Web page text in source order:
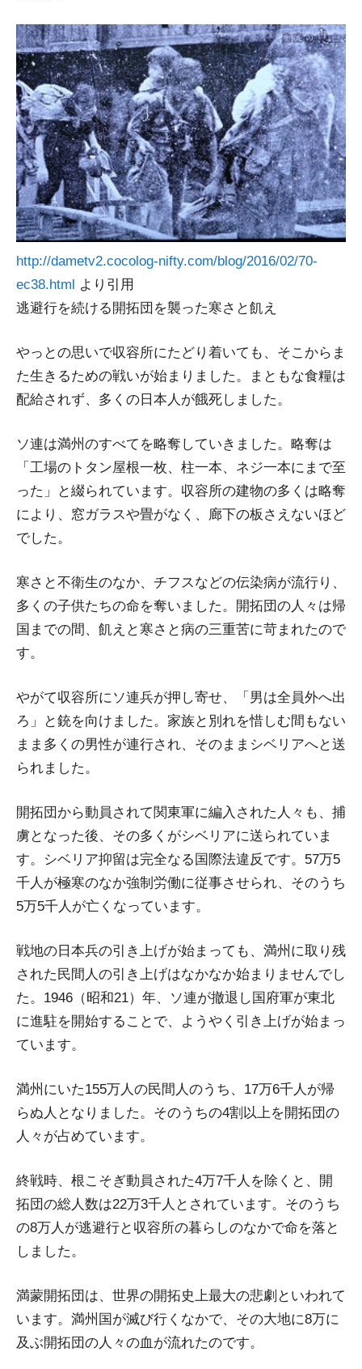
http://dametv2.cocolog-nifty.com/blog/2016/02/70-
ec38.html より引用
逃避行を続ける開拓団を襲った寒さと飢え
やっとの思いで収容所にたどり着いても、そこからま
た生きるための戦いが始まりました。まともな食糧は
配給されず、多くの日本人が餓死しました。
ソ連は満州のすべてを略奪していきました。略奪は
「工場のトタン屋根一枚、柱一本、ネジ一本にまで至
った」と綴られています。収容所の建物の多くは略奪
により、窓ガラスや畳がなく、廊下の板さえないほど
でした。
寒さと不衛生のなか、チフスなどの伝染病が流行り、
多くの子供たちの命を奪いました。開拓団の人々は帰
国までの間、飢えと寒さと病の三重苦に苛まれたので
す。
やがて収容所にソ連兵が押し寄せ、「男は全員外へ出
ろ」と銃を向けました。家族と別れを惜しむ間もない
まま多くの男性が連行され、そのままシベリアへと送
られました。
開拓団から動員されて関東軍に編入された人々も、捕
虜となった後、その多くがシベリアに送られていま
す。シベリア抑留は完全なる国際法違反です。57万5
千人が極寒のなか強制労働に従事させられ、そのうち
5万5千人が亡くなっています。
戦地の日本兵の引き上げが始まっても、満州に取り残
された民間人の引き上げはなかなか始まりませんでし
た。1946（昭和21）年、ソ連が撤退し国府軍が東北
に進駐を開始することで、ようやく引き上げが始まっ
ています。
満州にいた155万人の民間人のうち、17万6千人が帰
らぬ人となりました。そのうちの4割以上を開拓団の
人々が占めています。
終戦時、根こそぎ動員された4万7千人を除くと、開
拓団の総人数は22万3千人とされています。そのうち
の8万人が逃避行と収容所の暮らしのなかで命を落と
しました。
満蒙開拓団は、世界の開拓史上最大の悲劇といわれて
います。満州国が滅び行くなかで、その大地に8万に
及ぶ開拓団の人々の血が流れたのです。